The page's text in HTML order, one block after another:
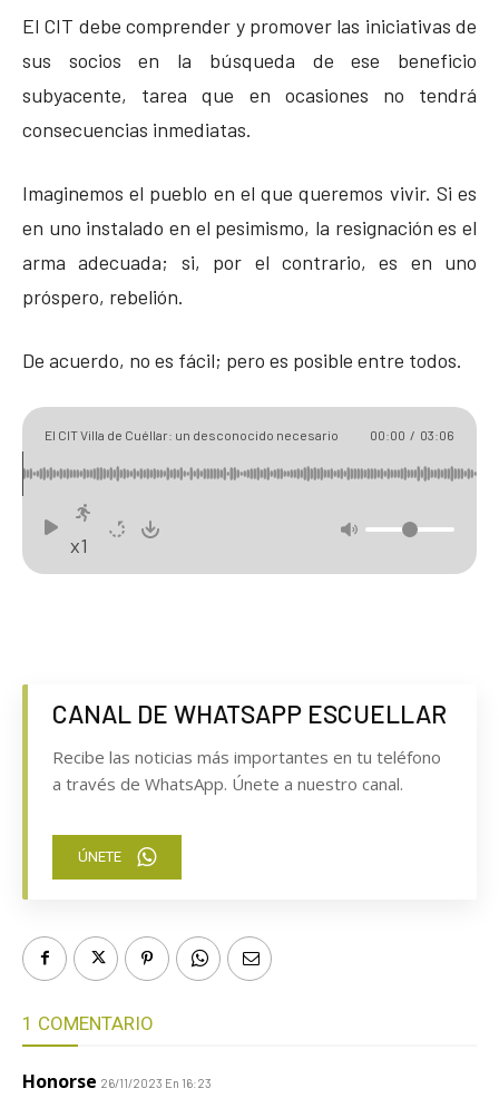
El CIT debe comprender y promover las iniciativas de
sus socios en la búsqueda de ese beneficio
subyacente, tarea que en ocasiones no tendrá
consecuencias inmediatas.
Imaginemos el pueblo en el que queremos vivir. Si es
en uno instalado en el pesimismo, la resignación es el
arma adecuada; si, por el contrario, es en uno
próspero, rebelión.
De acuerdo, no es fácil; pero es posible entre todos.
El CIT Villa de Cuéllar: un desconocido necesario 00:00 / 03:06
x1
CANAL DE WHATSAPP ESCUELLAR
Recibe las noticias más importantes en tu teléfono
a través de WhatsApp. Únete a nuestro canal.
ÚNETE
1 COMENTARIO
Honorse 26/11/2023 En 16:23